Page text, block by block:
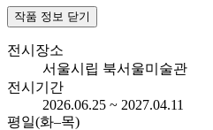
작품 정보 닫기
전시장소
서울시립 북서울미술관
전시기간
2026.06.25 ~ 2027.04.11
평일(화–목)